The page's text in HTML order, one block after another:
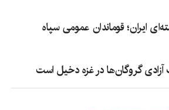
ایران؛ قوماندان عمومی سپاه
آزادی گروگان‌ها در غزه دخیل است